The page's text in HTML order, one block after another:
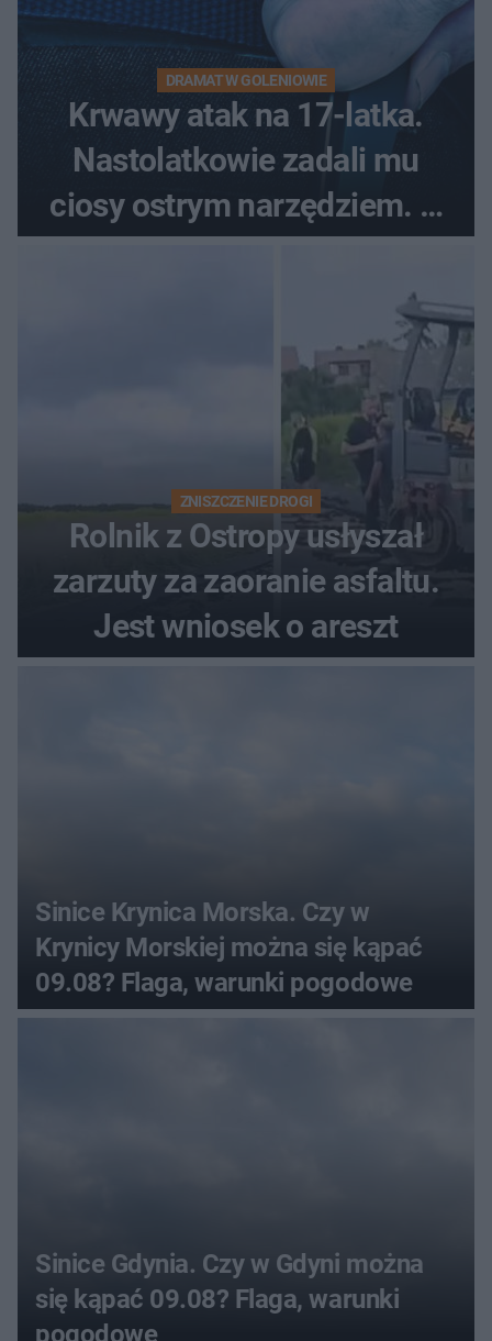
DRAMAT W GOLENIOWIE
Krwawy atak na 17-latka.
Nastolatkowie zadali mu
ciosy ostrym narzędziem. O
ZNISZCZENIE DROGI
Rolnik z Ostropy usłyszał
zarzuty za zaoranie asfaltu.
Jest wniosek o areszt
Sinice Krynica Morska. Czy w
Krynicy Morskiej można się kąpać
09.08? Flaga, warunki pogodowe
Sinice Gdynia. Czy w Gdyni można
się kąpać 09.08? Flaga, warunki
pogodowe